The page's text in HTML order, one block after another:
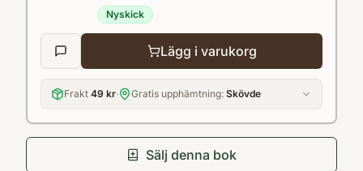
Nyskick
Lägg i varukorg
Frakt 49 kr· Gratis upphämtning: Skövde
Sälj denna bok